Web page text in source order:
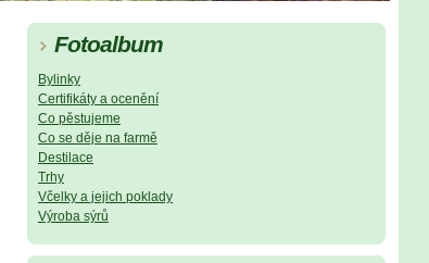
Fotoalbum
Bylinky
Certifikáty a ocenění
Co pěstujeme
Co se děje na farmě
Destilace
Trhy
Včelky a jejich poklady
Výroba sýrů